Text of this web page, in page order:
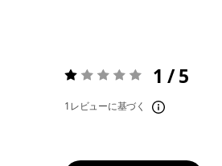
評価:1 / 5 1 / 5
1レビューに基づく